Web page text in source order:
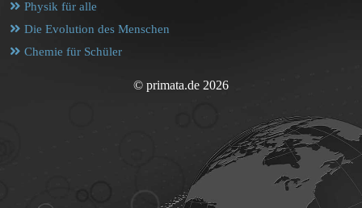
Physik für alle
Die Evolution des Menschen
Chemie für Schüler
© primata.de 2026